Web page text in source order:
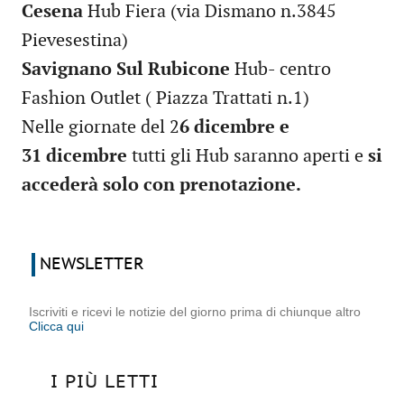
Cesena Hub Fiera (via Dismano n.3845
Pievesestina)
Savignano Sul Rubicone Hub- centro
Fashion Outlet ( Piazza Trattati n.1)
Nelle giornate del 26 dicembre e
31 dicembre tutti gli Hub saranno aperti e si
accederà solo con prenotazione.
NEWSLETTER
Iscriviti e ricevi le notizie del giorno prima di chiunque altro
Clicca qui
I PIÙ LETTI